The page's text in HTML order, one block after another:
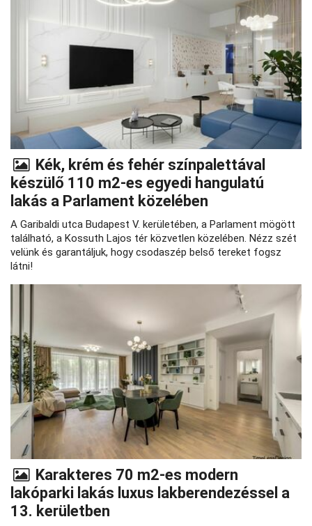
Kék, krém és fehér színpalettával
készülő 110 m2-es egyedi hangulatú
lakás a Parlament közelében
A Garibaldi utca Budapest V. kerületében, a Parlament mögött
található, a Kossuth Lajos tér közvetlen közelében. Nézz szét
velünk és garantáljuk, hogy csodaszép belső tereket fogsz
látni!
Karakteres 70 m2-es modern
lakóparki lakás luxus lakberendezéssel a
13. kerületben